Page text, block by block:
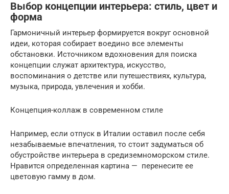
Выбор концепции интерьера: стиль, цвет и
форма
Гармоничный интерьер формируется вокруг основной
идеи, которая собирает воедино все элементы
обстановки. Источником вдохновения для поиска
концепции служат архитектура, искусство,
воспоминания о детстве или путешествиях, культура,
музыка, природа, увлечения и хобби.
Концепция-коллаж в современном стиле
Например, если отпуск в Италии оставил после себя
незабываемые впечатления, то стоит задуматься об
обустройстве интерьера в средиземноморском стиле.
Нравится определенная картина — перенесите ее
цветовую гамму в дом.